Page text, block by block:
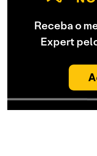
Receba o
Expert